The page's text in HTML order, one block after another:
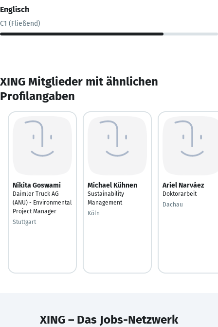
Englisch
C1 (Fließend)
XING Mitglieder mit ähnlichen
Profilangaben
Nikita Goswami
Daimler Truck AG
(ANÜ) - Environmental
Project Manager
Stuttgart
Michael Kühnen
Sustainability
Management
Köln
Ariel Narváez
Doktorarbeit
Dachau
XING – Das Jobs-Netzwerk